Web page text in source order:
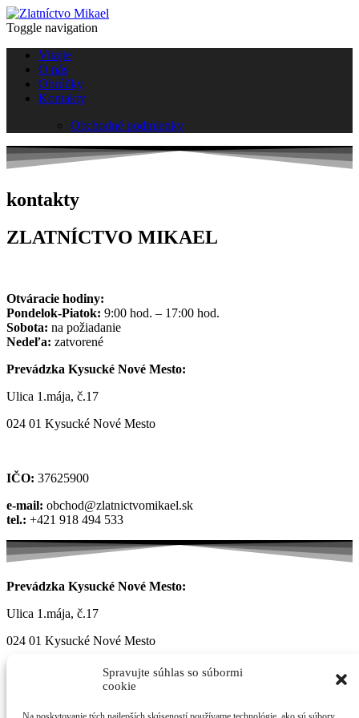
Spravujte súhlas so súbormi
cookie
Toggle navigation
Vitajte
O nás
Obrúčky
Kontakty
Obchodné podmienky
kontakty
ZLATNÍCTVO MIKAEL
Otváracie hodiny:
Pondelok-Piatok: 9:00 hod. – 17:00 hod.
Sobota: na požiadanie
Nedeľa: zatvorené
Prevádzka Kysucké Nové Mesto:
Ulica 1.mája, č.17
024 01 Kysucké Nové Mesto
IČO: 37625900
e-mail: obchod@zlatnictvomikael.sk
tel.: +421 918 494 533
Prevádzka Kysucké Nové Mesto:
Ulica 1.mája, č.17
024 01 Kysucké Nové Mesto